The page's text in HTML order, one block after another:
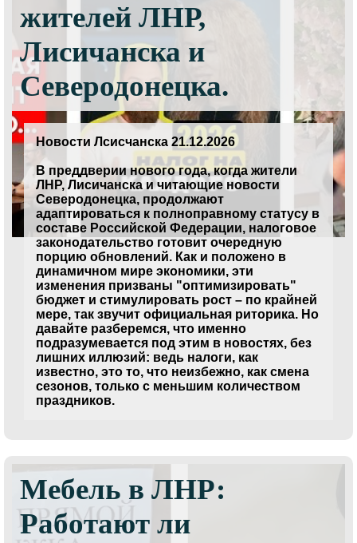
жителей ЛНР,
Лисичанска и
Северодонецка.
Новости Лсисчанска 21.12.2026
В преддверии нового года, когда жители
ЛНР, Лисичанска и читающие новости
Северодонецка, продолжают
адаптироваться к полноправному статусу в
составе Российской Федерации, налоговое
законодательство готовит очередную
порцию обновлений. Как и положено в
динамичном мире экономики, эти
изменения призваны "оптимизировать"
бюджет и стимулировать рост – по крайней
мере, так звучит официальная риторика. Но
давайте разберемся, что именно
подразумевается под этим в новостях, без
лишних иллюзий: ведь налоги, как
известно, это то, что неизбежно, как смена
сезонов, только с меньшим количеством
праздников.
Мебель в ЛНР:
Работают ли